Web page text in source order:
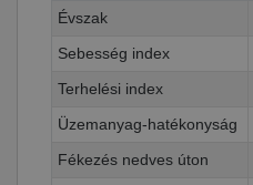
Évszak
Sebesség index
Terhelési index
Üzemanyag-hatékonyság
Fékezés nedves úton